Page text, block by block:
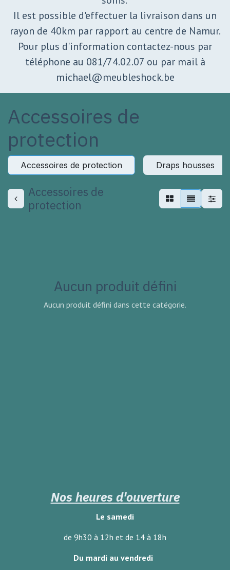
Il est possible d'effectuer la livraison dans un
rayon de 40km par rapport au centre de Namur.
Pour plus d'information contactez-nous par
téléphone au 081/74.02.07 ou par mail à
michael@meubleshock.be
Accessoires de
protection
Accessoires de protection Draps housses
Accessoires de
protection
Aucun produit défini
Aucun produit défini dans cette catégorie.
Nos heures d'ouverture
Le samedi
de 9h30 à 12h et de 14 à 18h
Du mardi au vendredi